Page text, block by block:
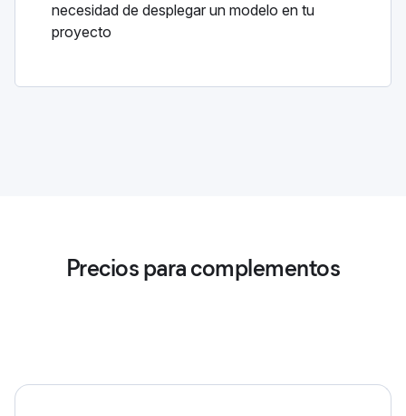
necesidad de desplegar un modelo en tu
proyecto
Precios para complementos